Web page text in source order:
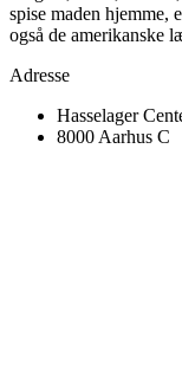
spise maden hjemme,
også de amerikanske
Adresse
Hasselager
8000 Aarhus C